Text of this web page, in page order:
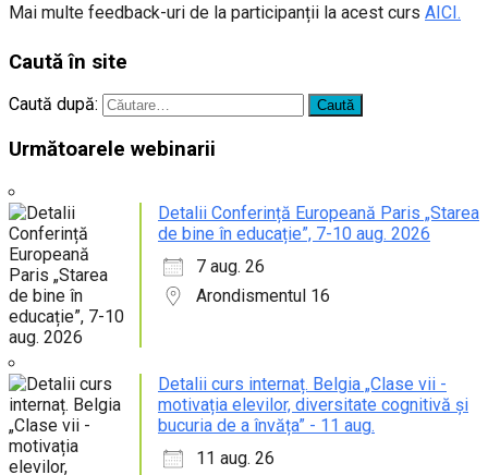
Mai multe feedback-uri de la participanții la acest curs AICI.
Caută în site
Caută după:
Următoarele webinarii
Detalii Conferință Europeană Paris „Starea
de bine în educație”, 7-10 aug. 2026
7 aug. 26
Arondismentul 16
Detalii curs internaț. Belgia „Clase vii -
motivația elevilor, diversitate cognitivă și
bucuria de a învăța” - 11 aug.
11 aug. 26